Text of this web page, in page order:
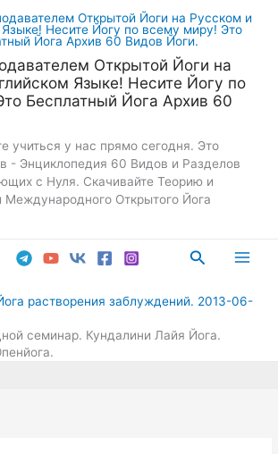
Открытой Йоги на
Языке! Несите Йогу по
Бесплатный Йога Архив 60
учиться у нас прямо сегодня. Это
- Энциклопедия 60 Видов и Разделов
с Нуля. Скачивайте Теорию и
Международного Открытого Йога
Поиск
растворения заблуждений. 2013-06-
семинар. Кундалини Лайя Йога.